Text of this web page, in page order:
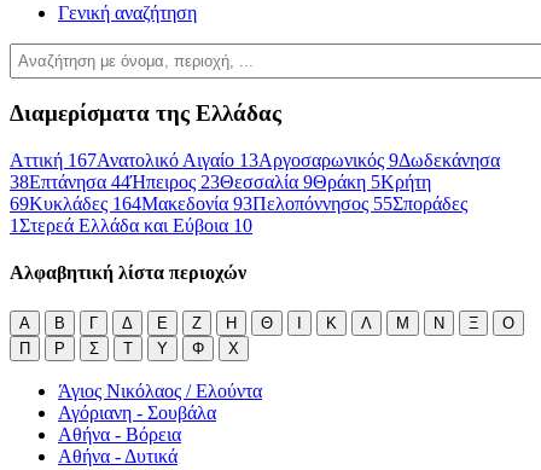
Γενική αναζήτηση
Διαμερίσματα της Ελλάδας
Αττική 167Ανατολικό Αιγαίο 13Αργοσαρωνικός 9Δωδεκάνησα
38Επτάνησα 44Ήπειρος 23Θεσσαλία 9Θράκη 5Κρήτη
69Κυκλάδες 164Μακεδονία 93Πελοπόννησος 55Σποράδες
1Στερεά Ελλάδα και Εύβοια 10
Αλφαβητική λίστα περιοχών
Α Β Γ Δ Ε Ζ Η Θ Ι Κ Λ Μ Ν Ξ
Ο
Π
Ρ Σ Τ Υ Φ Χ
Άγιος Νικόλαος / Ελούντα
Αγόριανη - Σουβάλα
Αθήνα - Βόρεια
Αθήνα - Δυτικά